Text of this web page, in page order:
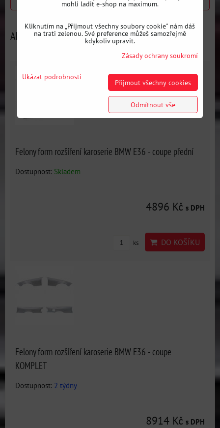
Alternativní produkty
Felony form rozšíření karoserie BMW E36 - coupe přední
Dostupnost: Skladem
4896 Kč s DPH
ks DO KOŠÍKU
Felony form rozšíření karoserie BMW E36 - coupe
KOMPLET
Dostupnost: 2 týdny
8914 Kč s DPH
mohli ladit e-shop na maximum.
Kliknutím na „Přijmout všechny soubory cookie" nám dáš
na trati zelenou. Své preference můžeš samozřejmě
kdykoliv upravit.
Zásady ochrany soukromí
Ukázat podrobnosti
Přijmout všechny cookies
Odmítnout vše